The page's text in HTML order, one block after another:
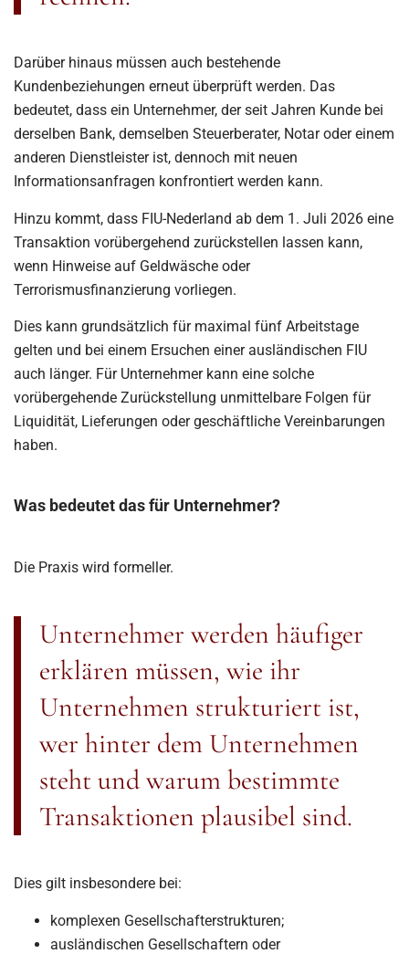
Darüber hinaus müssen auch bestehende
Kundenbeziehungen erneut überprüft werden. Das
bedeutet, dass ein Unternehmer, der seit Jahren Kunde bei
derselben Bank, demselben Steuerberater, Notar oder einem
anderen Dienstleister ist, dennoch mit neuen
Informationsanfragen konfrontiert werden kann.
Hinzu kommt, dass FIU-Nederland ab dem 1. Juli 2026 eine
Transaktion vorübergehend zurückstellen lassen kann,
wenn Hinweise auf Geldwäsche oder
Terrorismusfinanzierung vorliegen.
Dies kann grundsätzlich für maximal fünf Arbeitstage
gelten und bei einem Ersuchen einer ausländischen FIU
auch länger. Für Unternehmer kann eine solche
vorübergehende Zurückstellung unmittelbare Folgen für
Liquidität, Lieferungen oder geschäftliche Vereinbarungen
haben.
Was bedeutet das für Unternehmer?
Die Praxis wird formeller.
Unternehmer werden häufiger
erklären müssen, wie ihr
Unternehmen strukturiert ist,
wer hinter dem Unternehmen
steht und warum bestimmte
Transaktionen plausibel sind.
Dies gilt insbesondere bei:
komplexen Gesellschafterstrukturen;
ausländischen Gesellschaftern oder